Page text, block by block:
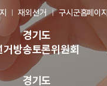
재외선거 구시군홈페이지
경기도
거방송토론위원회
경기도